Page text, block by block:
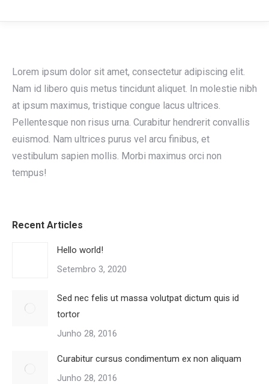
Lorem ipsum dolor sit amet, consectetur adipiscing elit.
Nam id libero quis metus tincidunt aliquet. In molestie nibh
at ipsum maximus, tristique congue lacus ultrices.
Pellentesque non risus urna. Curabitur hendrerit convallis
euismod. Nam ultrices purus vel arcu finibus, et
vestibulum sapien mollis. Morbi maximus orci non
tempus!
Recent Articles
Hello world!
Setembro 3, 2020
Sed nec felis ut massa volutpat dictum quis id
tortor
Junho 28, 2016
Curabitur cursus condimentum ex non aliquam
Junho 28, 2016